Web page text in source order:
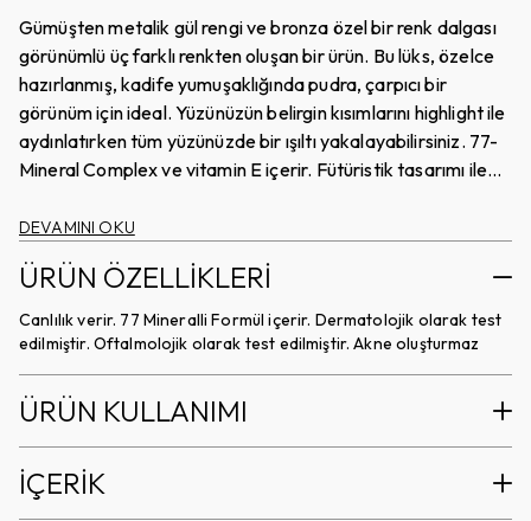
Gümüşten metalik gül rengi ve bronza özel bir renk dalgası
görünümlü üç farklı renkten oluşan bir ürün. Bu lüks, özelce
hazırlanmış, kadife yumuşaklığında pudra, çarpıcı bir
görünüm için ideal. Yüzünüzün belirgin kısımlarını highlight ile
aydınlatırken tüm yüzünüzde bir ışıltı yakalayabilirsiniz. 77-
Mineral Complex ve vitamin E içerir. Fütüristik tasarımı ile
DEVAMINI OKU
ÜRÜN ÖZELLİKLERİ
Canlılık verir. 77 Mineralli Formül içerir. Dermatolojik olarak test
edilmiştir. Oftalmolojik olarak test edilmiştir. Akne oluşturmaz
ÜRÜN KULLANIMI
İÇERİK